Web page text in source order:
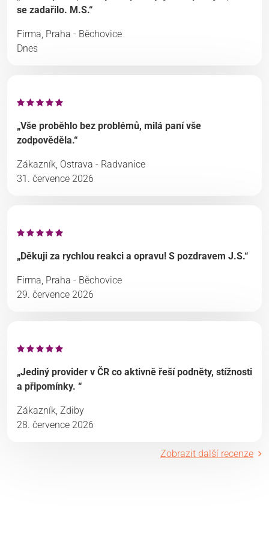
se zadařilo. M.S.“
Firma, Praha - Běchovice
Dnes
„Vše proběhlo bez problémů, milá paní vše
zodpověděla.“
Zákazník, Ostrava - Radvanice
31. července 2026
„Děkuji za rychlou reakci a opravu! S pozdravem J.S.“
Firma, Praha - Běchovice
29. července 2026
„Jediný provider v ČR co aktivně řeší podněty, stížnosti
a připomínky. “
Zákazník, Zdiby
28. července 2026
Zobrazit další recenze